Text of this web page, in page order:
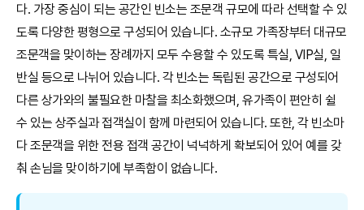
다. 가장 중심이 되는 공간인 빈소는 조문객 규모에 따라 선택할 수 있
도록 다양한 평형으로 구성되어 있습니다. 소규모 가족장부터 대규모
조문객을 맞이하는 장례까지 모두 수용할 수 있도록 특실, VIP실, 일
반실 등으로 나뉘어 있습니다. 각 빈소는 독립된 공간으로 구성되어
다른 상가와의 불필요한 마찰을 최소화했으며, 유가족이 편안히 쉴
수 있는 상주실과 접객실이 함께 마련되어 있습니다. 또한, 각 빈소마
다 조문객을 위한 전용 접객 공간이 넉넉하게 확보되어 있어 예를 갖
춰 손님을 맞이하기에 부족함이 없습니다.